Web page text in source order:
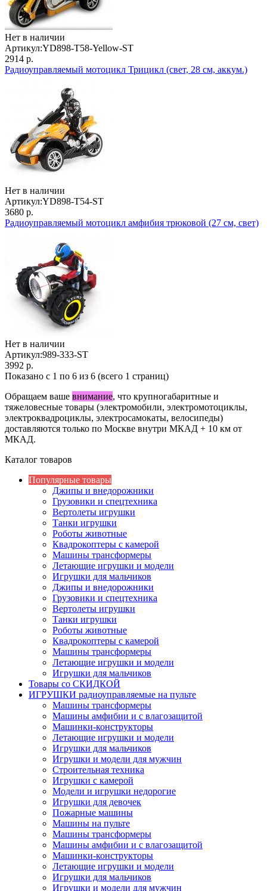
Нет в наличии
Артикул:YD898-T58-Yellow-ST
2914 р.
Радиоуправляемый мотоцикл Трицикл (свет, 28 см, аккум.)
Нет в наличии
Артикул:YD898-T54-ST
3680 р.
Радиоуправляемый мотоцикл амфибия трюковой (27 см, свет)
Нет в наличии
Артикул:989-333-ST
3992 р.
Показано с 1 по 6 из 6 (всего 1 страниц)
Обращаем ваше внимание, что крупногабаритные и
тяжеловесные товары (электромобили, электромотоциклы,
электроквадроциклы, электросамокаты, велосипеды)
доставляются только по Москве внутри МКАД + 10 км от
МКАД.
Каталог товаров
Популярные товары
Джипы и внедорожники
Грузовики и спецтехника
Вертолеты игрушки
Танки игрушки
Роботы животные
Квадрокоптеры с камерой
Машины трансформеры
Летающие игрушки и модели
Игрушки для мальчиков
Джипы и внедорожники
Грузовики и спецтехника
Вертолеты игрушки
Танки игрушки
Роботы животные
Квадрокоптеры с камерой
Машины трансформеры
Летающие игрушки и модели
Игрушки для мальчиков
Товары со СКИДКОЙ
ИГРУШКИ радиоуправляемые на пульте
Машины трансформеры
Машины амфибии и с влагозащитой
Машинки-конструкторы
Летающие игрушки и модели
Игрушки для мальчиков
Игрушки и модели для мужчин
Строительная техника
Игрушки с камерой
Модели и игрушки недорогие
Игрушки для девочек
Пожарные машины
Машины на пульте
Машины трансформеры
Машины амфибии и с влагозащитой
Машинки-конструкторы
Летающие игрушки и модели
Игрушки для мальчиков
Игрушки и модели для мужчин